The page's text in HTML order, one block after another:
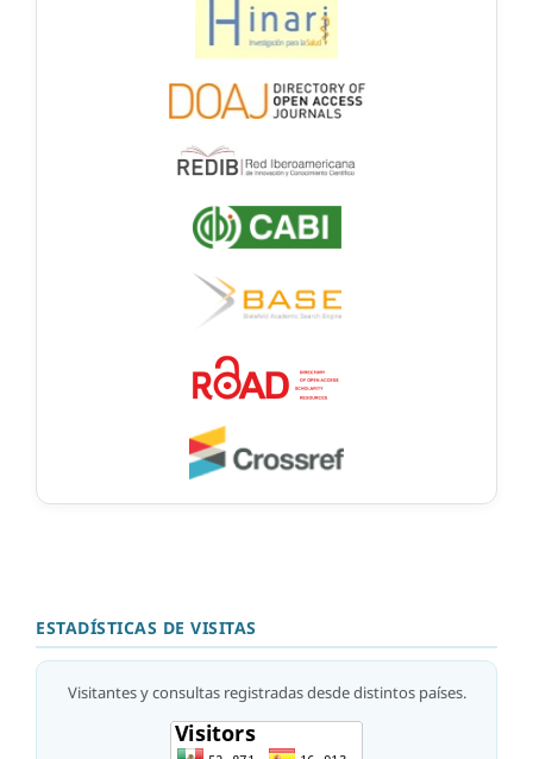
ESTADÍSTICAS DE VISITAS
Visitantes y consultas registradas desde distintos países.